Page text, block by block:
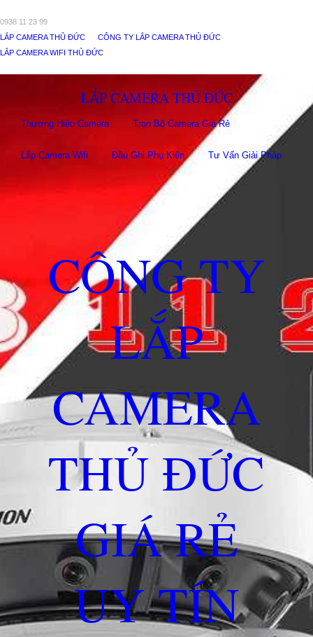
0938 11 23 99
LẮP CAMERA THỦ ĐỨC
CÔNG TY LẮP CAMERA THỦ ĐỨC
LẮP CAMERA WIFI THỦ ĐỨC
LẮP CAMERA THỦ ĐỨC
Thương Hiệu Camera Trọn Bộ Camera Giá Rẻ
Lắp Camera Wifi Đầu Ghi Phụ Kiên Tư Vấn Giải Pháp
CÔNG TY
LẮP
CAMERA
THỦ ĐỨC
GIÁ RẺ
UY TÍN